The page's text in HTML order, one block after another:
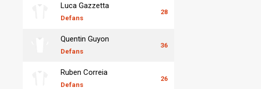
Luca Gazzetta
Defans
28
Quentin Guyon
Defans
36
Ruben Correia
Defans
26